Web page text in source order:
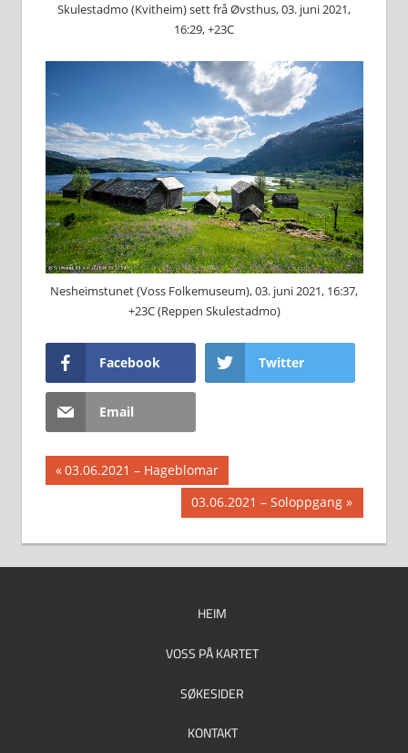
Skulestadmo (Kvitheim) sett frå Øvsthus, 03. juni 2021,
16:29, +23C
Nesheimstunet (Voss Folkemuseum), 03. juni 2021, 16:37,
+23C (Reppen Skulestadmo)
Facebook Twitter
Email
Innleggsnavigasjon
Previous
Post:
03.06.2021 – Hageblomar
Next
Post:
03.06.2021 – Soloppgang
HEIM
VOSS PÅ KARTET
SØKESIDER
KONTAKT